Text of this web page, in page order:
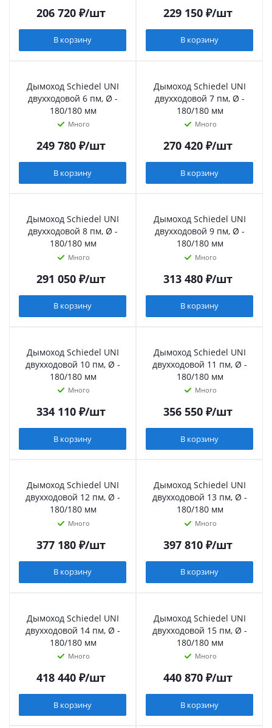
206 720₽/шт
В корзину
229 150₽/шт
В корзину
Дымоход Schiedel UNI
двухходовой 6 пм, Ø -
180/180 мм
Много
249 780₽/шт
В корзину
Дымоход Schiedel UNI
двухходовой 7 пм, Ø -
180/180 мм
Много
270 420₽/шт
В корзину
Дымоход Schiedel UNI
двухходовой 8 пм, Ø -
180/180 мм
Много
291 050₽/шт
В корзину
Дымоход Schiedel UNI
двухходовой 9 пм, Ø -
180/180 мм
Много
313 480₽/шт
В корзину
Дымоход Schiedel UNI
двухходовой 10 пм, Ø -
180/180 мм
Много
334 110₽/шт
В корзину
Дымоход Schiedel UNI
двухходовой 11 пм, Ø -
180/180 мм
Много
356 550₽/шт
В корзину
Дымоход Schiedel UNI
двухходовой 12 пм, Ø -
180/180 мм
Много
377 180₽/шт
В корзину
Дымоход Schiedel UNI
двухходовой 13 пм, Ø -
180/180 мм
Много
397 810₽/шт
В корзину
Дымоход Schiedel UNI
двухходовой 14 пм, Ø -
180/180 мм
Много
418 440₽/шт
В корзину
Дымоход Schiedel UNI
двухходовой 15 пм, Ø -
180/180 мм
Много
440 870₽/шт
В корзину